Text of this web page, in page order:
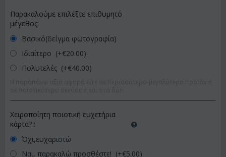
Παρακαλούμε επιλέξτε επιθυμητό
μέγεθος:
Βασικό(δείγμα φωτογραφία)
Ιδιαίτερο (+€20.00)
Πολυτελές (+€40.00)
Χειροποίητη ποιοτική ευχετήρια
κάρτα? :
Όχι,ευχαριστώ
Ναι, παρακαλώ προσθέστε! (+€5.00)